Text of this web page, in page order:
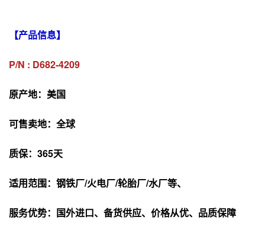
【产品信息】
P/N : D682-4209
原产地：美国
可售卖地：全球
质保：365天
适用范围：钢铁厂/火电厂/轮胎厂/水厂等、
服务优势：国外进口、备货供应、价格从优、品质保障